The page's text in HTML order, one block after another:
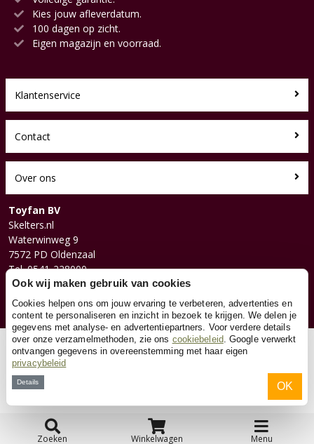
Zoeken Winkelwagen Menu
Kies jouw afleverdatum.
100 dagen op zicht.
Eigen magazijn en voorraad.
Klantenservice
Contact
Over ons
Toyfan BV
Skelters.nl
Waterwinweg 9
7572 PD Oldenzaal
Tel. 0541-228000
Facebook
Instagram
© 2026 Toyfan BV
Ook wij maken gebruik van cookies
Cookies helpen ons om jouw ervaring te verbeteren, advertenties en
content te personaliseren en inzicht in bezoek te krijgen. We delen je
gegevens met analyse- en advertentiepartners. Voor verdere details
over onze verzamelmethoden, zie ons cookiebeleid. Google verwerkt
ontvangen gegevens in overeenstemming met haar eigen
privacybeleid
Details OK